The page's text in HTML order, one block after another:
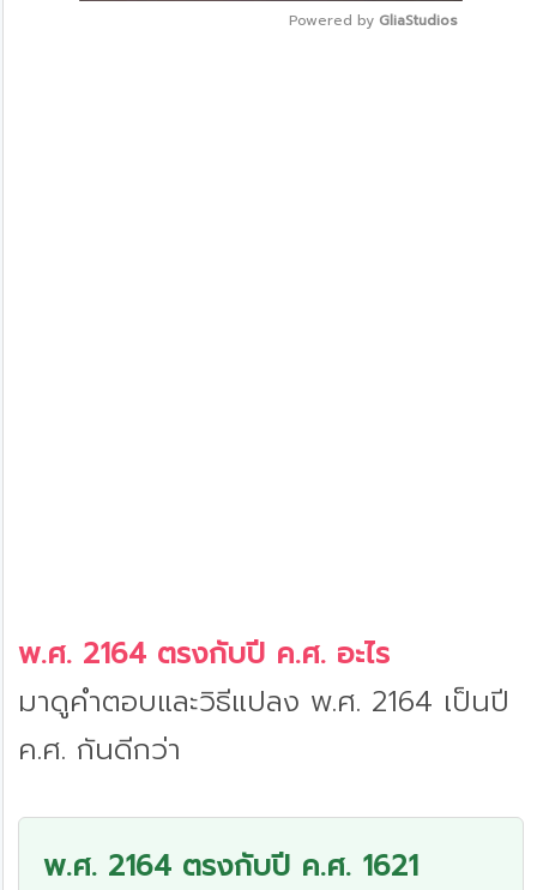
Powered by GliaStudios
พ.ศ. 2164 ตรงกับปี ค.ศ. อะไร
มาดูคำตอบและวิธีแปลง พ.ศ. 2164 เป็นปี
ค.ศ. กันดีกว่า
พ.ศ. 2164 ตรงกับปี ค.ศ. 1621